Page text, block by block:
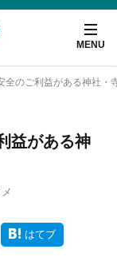
全のご利益がある神社・
益がある神